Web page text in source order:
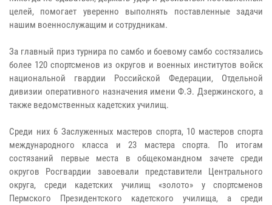
целей, помогает уверенно выполнять поставленные задачи
нашим военнослужащим и сотрудникам.
За главный приз турнира по самбо и боевому самбо состязались
более 120 спортсменов из округов и военных институтов войск
национальной гвардии Российской Федерации, Отдельной
дивизии оперативного назначения имени Ф.Э. Дзержинского, а
также ведомственных кадетских училищ.
Среди них 6 Заслуженных мастеров спорта, 10 мастеров спорта
международного класса и 23 мастера спорта. По итогам
состязаний первые места в общекомандном зачете среди
округов Росгвардии завоевали представители Центрального
округа, среди кадетских училищ «золото» у спортсменов
Пермского Президентского кадетского училища, а среди